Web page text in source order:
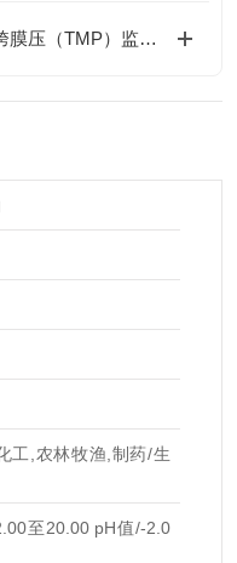
如何解决切向流过滤（TFF）中的跨膜压（TMP）监测难题？
工,农林牧渔,制药/生
至20.00 pH值/-2.0